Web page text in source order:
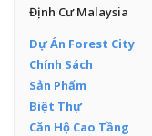
Định Cư Malaysia
Dự Án Forest City
Chính Sách
Sản Phẩm
Biệt Thự
Căn Hộ Cao Tầng